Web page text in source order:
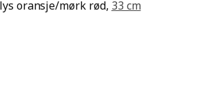
oransje/mørk rød, 33 cm
4.7 ingen kundevurdering 5